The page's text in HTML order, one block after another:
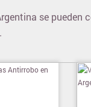
se pueden